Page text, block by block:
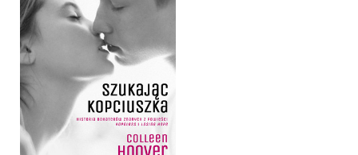
SZUKAJĄC KOPCIUSZKA
COLLEEN HOOVER
17,90 ZŁ